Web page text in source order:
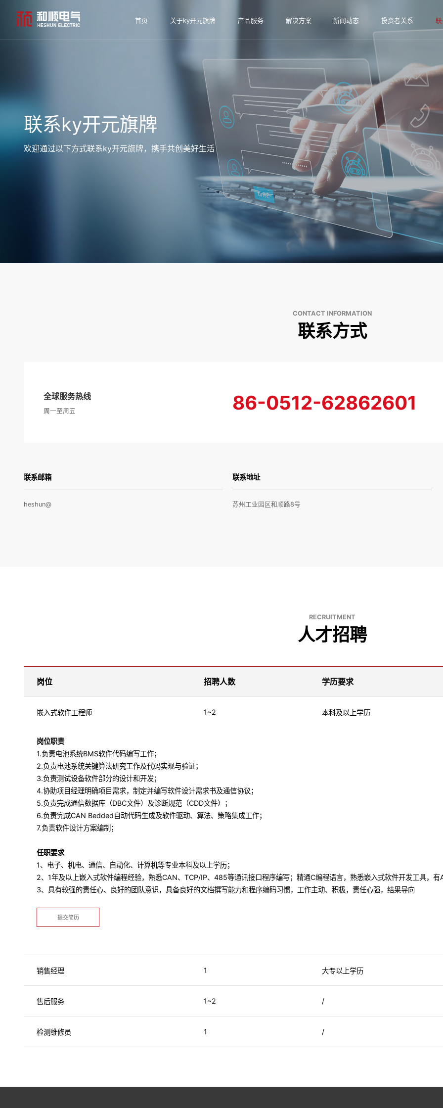
首页 关于ky开元旗牌 产品服务 解决方案 新闻动态 投资者关系
联系ky开元旗牌
欢迎通过以下方式联系ky开元旗牌，携手共创美好生活
CONTACT INFORMATION
联系方式
全球服务热线
周一至周五 86-0512-62862601
联系邮箱
heshun@
联系地址
苏州工业园区和顺路8号
RECRUITMENT
人才招聘
岗位 招聘人数 学历要求
嵌入式软件工程师 1~2 本科及以上学历
岗位职责
1.负责电池系统BMS软件代码编写工作；
2.负责电池系统关键算法研究工作及代码实现与验证；
3.负责测试设备软件部分的设计和开发；
4.协助项目经理明确项目需求，制定并编写软件设计需求书及通信协议；
5.负责完成通信数据库（DBC文件）及诊断规范（CDD文件）；
6.负责完成CAN Bedded自动代码生成及软件驱动、算法、策略集成工作；
7.负责软件设计方案编制；
任职要求
1、电子、机电、通信、自动化、计算机等专业本科及以上学历；
2、1年及以上嵌入式软件编程经验，熟悉CAN、TCP/IP、485等通讯接口程序编写；精通C编程语言，熟悉嵌入式软件开发工具，
3、具有较强的责任心、良好的团队意识，具备良好的文档撰写能力和程序编码习惯，工作主动、积极，责任心强，结果导向
提交简历
销售经理 1 大专以上学历
售后服务 1~2 /
检测维修员 1 /